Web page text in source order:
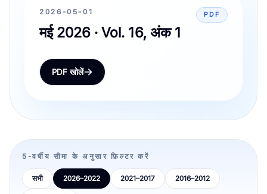
2026-05-01
मई 2026 · Vol. 16, अंक 1
PDF
PDF खोलें
5-वर्षीय सीमा के अनुसार फ़िल्टर करें
सभी 2026–2022 2021–2017 2016–2012